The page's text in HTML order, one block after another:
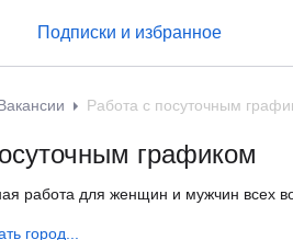
Подписки и избранное
Работа с посуточным
графиком
работа для женщин и мужчин всех
город...